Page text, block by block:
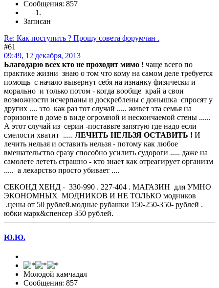
Сообщения: 857
Записан
Re: Как поступить ? Прошу совета форумчан .
#61
09:49, 12 декабря, 2013
Благодарю всех кто не проходит мимо ! чаще всего по
практике жизни знаю о том что кому на самом деле требуется
помощь с начало вывернут себя на изнанку физически и
морально и только потом - когда вообще край а свои
возможности исчерпаны и доскреблены с донышка спросят у
других .... это как раз тот случай ..... живет эта семья на
горизонте в доме в виде огромной и нескончаемой стены ......
А этот случай из серии -поставьте запятую где надо если
смелости хватит ..... ЛЕЧИТЬ НЕЛЬЗЯ ОСТАВИТЬ ! И
лечить нельзя и оставить нельзя - потому как любое
вмешательство сразу способно усилить судороги ..... даже на
самолете лететь страшно - кто знает как отреагирует организм
..... а лекарство просто убивает ....
СЕКОНД ХЕНД - 330-990 . 227-404 . МАГАЗИН для УМНО
ЭКОНОМНЫХ МОДНИКОВ И НЕ ТОЛЬКО модников
.цены от 50 рублей.модные рубашки 150-250-350- рублей .
юбки марк&спенсер 350 рублей.
Ю.Ю.
Молодой камчадал
Сообщения: 857